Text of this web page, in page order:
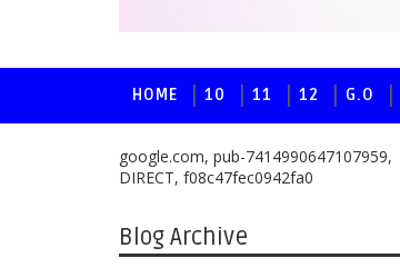
HOME 10 11 12 G.O
google.com, pub-7414990647107959,
DIRECT, f08c47fec0942fa0
Blog Archive